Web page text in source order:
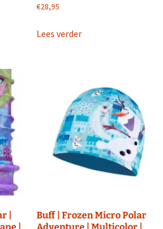
€28,95
Lees verder
|
Buff | Frozen Micro Polar